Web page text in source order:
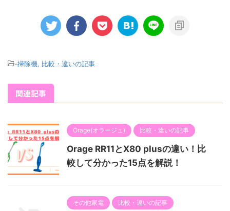
-掃除機 比較・違いの記事
関連記事
Orage(オラージュ) 比較・違いの記事
Orage RR11とX80 plusの違い！比
較して分かった15点を解説！
その他家電 比較・違いの記事